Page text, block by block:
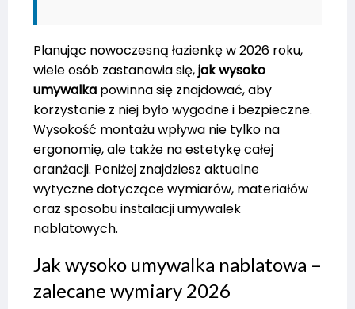
Planując nowoczesną łazienkę w 2026 roku,
wiele osób zastanawia się,jak wysoko
umywalka powinna się znajdować, aby
korzystanie z niej było wygodne i bezpieczne.
Wysokość montażu wpływa nie tylko na
ergonomię, ale także na estetykę całej
aranżacji. Poniżej znajdziesz aktualne
wytyczne dotyczące wymiarów, materiałów
oraz sposobu instalacji umywalek
nablatowych.
Jak wysoko umywalka nablatowa –
zalecane wymiary 2026